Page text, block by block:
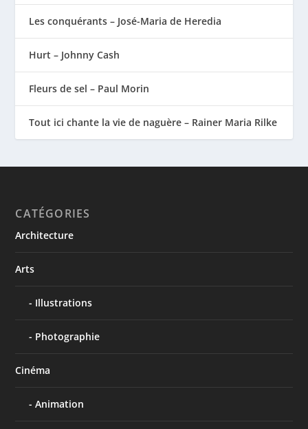
Les conquérants – José-Maria de Heredia
Hurt – Johnny Cash
Fleurs de sel – Paul Morin
Tout ici chante la vie de naguère – Rainer Maria Rilke
CATÉGORIES
Architecture
Arts
Illustrations
Photographie
Cinéma
Animation